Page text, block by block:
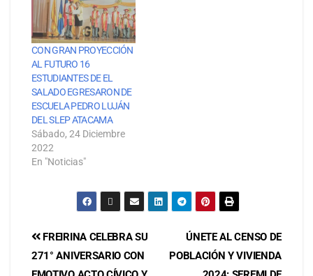
CON GRAN PROYECCIÓN
AL FUTURO 16
ESTUDIANTES DE EL
SALADO EGRESARON DE
ESCUELA PEDRO LUJÁN
DEL SLEP ATACAMA
Sábado, 24 Diciembre
2022
En "Noticias"
ÚNETE AL CENSO DE
POBLACIÓN Y VIVIENDA
FREIRINA CELEBRA SU
271° ANIVERSARIO CON